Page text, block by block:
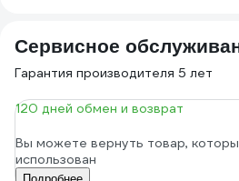
Сервисное
Гарантия производителя 5 лет
120 дней обмен и возврат
Вы можете вернуть товар,
использован